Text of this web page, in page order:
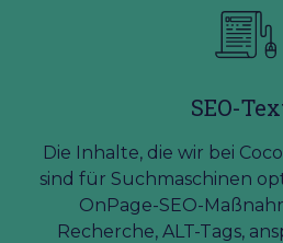
SEO-
Die Inhalte, die wir bei
sind für Suchmaschinen
OnPage-SEO-
Recherche, ALT-Tags,